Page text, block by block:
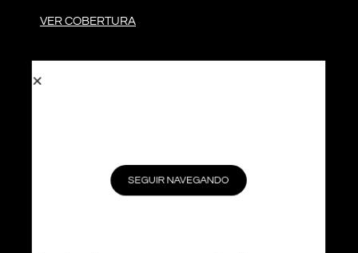
VER COBERTURA
VER COBERTURA
SEGUIR NAVEGANDO